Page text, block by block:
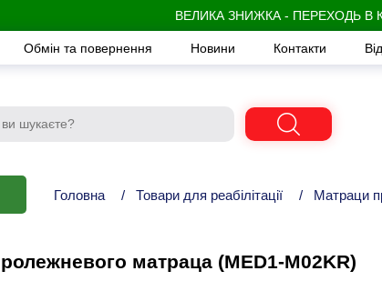
ВЕЛИКА ЗНИЖКА - ПЕРЕХОДЬ В
Обмін та повернення Новини Контакти
Головна / Товари для реабілітації / Матраци
матраца (MED1-M02KR)